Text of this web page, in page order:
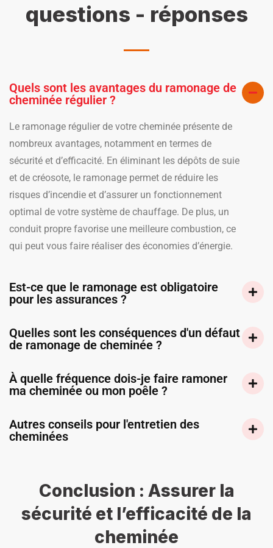
questions - réponses
Quels sont les avantages du ramonage de
cheminée régulier ?
Le ramonage régulier de votre cheminée présente de
nombreux avantages, notamment en termes de
sécurité et d’efficacité. En éliminant les dépôts de suie
et de créosote, le ramonage permet de réduire les
risques d’incendie et d’assurer un fonctionnement
optimal de votre système de chauffage. De plus, un
conduit propre favorise une meilleure combustion, ce
qui peut vous faire réaliser des économies d’énergie.
Est-ce que le ramonage est obligatoire
pour les assurances ?
Quelles sont les conséquences d'un défaut
de ramonage de cheminée ?
À quelle fréquence dois-je faire ramoner
ma cheminée ou mon poêle ?
Autres conseils pour l'entretien des
cheminées
Conclusion : Assurer la
sécurité et l’efficacité de la
cheminée